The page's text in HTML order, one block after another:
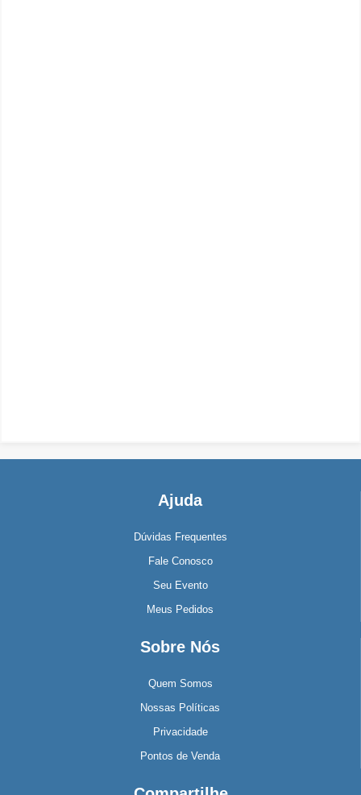
Ajuda
Dúvidas Frequentes
Fale Conosco
Seu Evento
Meus Pedidos
Sobre Nós
Quem Somos
Nossas Políticas
Privacidade
Pontos de Venda